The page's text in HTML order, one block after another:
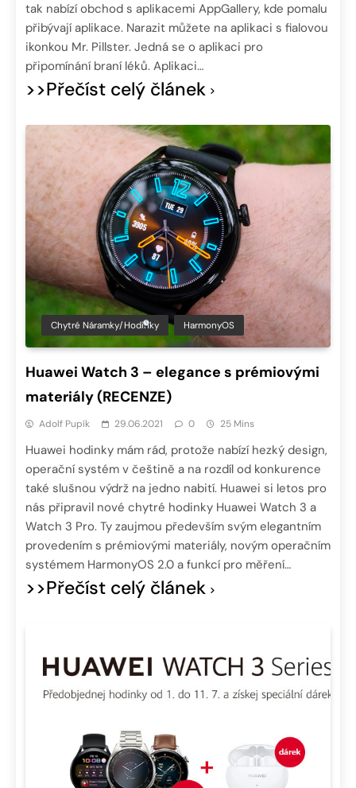
tak nabízí obchod s aplikacemi AppGallery, kde pomalu
přibývají aplikace. Narazit můžete na aplikaci s fialovou
ikonkou Mr. Pillster. Jedná se o aplikaci pro
připomínání braní léků. Aplikaci…
>>Přečíst celý článek
Chytré Náramky/hodinky HarmonyOS
Huawei Watch 3 – elegance s prémiovými
materiály (RECENZE)
Adolf Pupík 29.06.2021 0 25 Mins
Huawei hodinky mám rád, protože nabízí hezký design,
operační systém v češtině a na rozdíl od konkurence
také slušnou výdrž na jedno nabití. Huawei si letos pro
nás připravil nové chytré hodinky Huawei Watch 3 a
Watch 3 Pro. Ty zaujmou především svým elegantním
provedením s prémiovými materiály, novým operačním
systémem HarmonyOS 2.0 a funkcí pro měření…
>>Přečíst celý článek